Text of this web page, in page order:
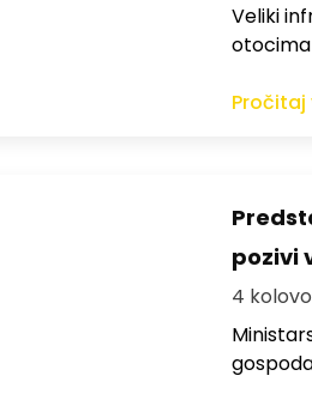
Veliki
otocima
Pročitaj
pozivi
4